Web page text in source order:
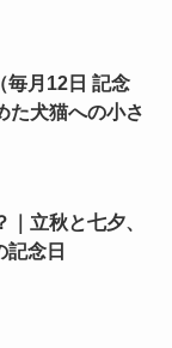
毎月12日 記念
た犬猫への小さ
立秋と七夕、
記念日